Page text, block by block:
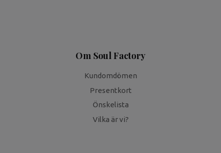
Om Soul Factory
Kundomdömen
Presentkort
Önskelista
Vilka är vi?